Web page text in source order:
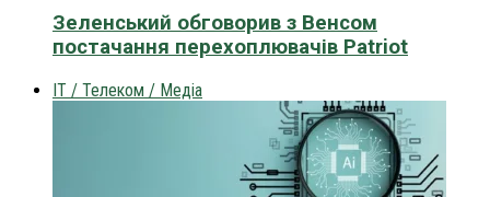
Зеленський обговорив з Венсом
постачання перехоплювачів Patriot
IT / Телеком / Медіа